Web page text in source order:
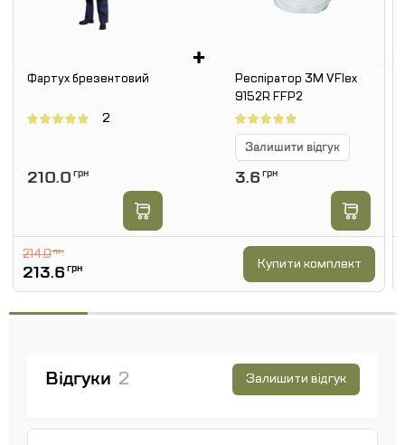
Фартух брезентовий
2
210.0 грн
+
Респіратор 3М VFlex
9152R FFP2
Залишити відгук
3.6 грн
214.0грн
213.6 грн Купити комплект
Відгуки 2 Залишити відгук